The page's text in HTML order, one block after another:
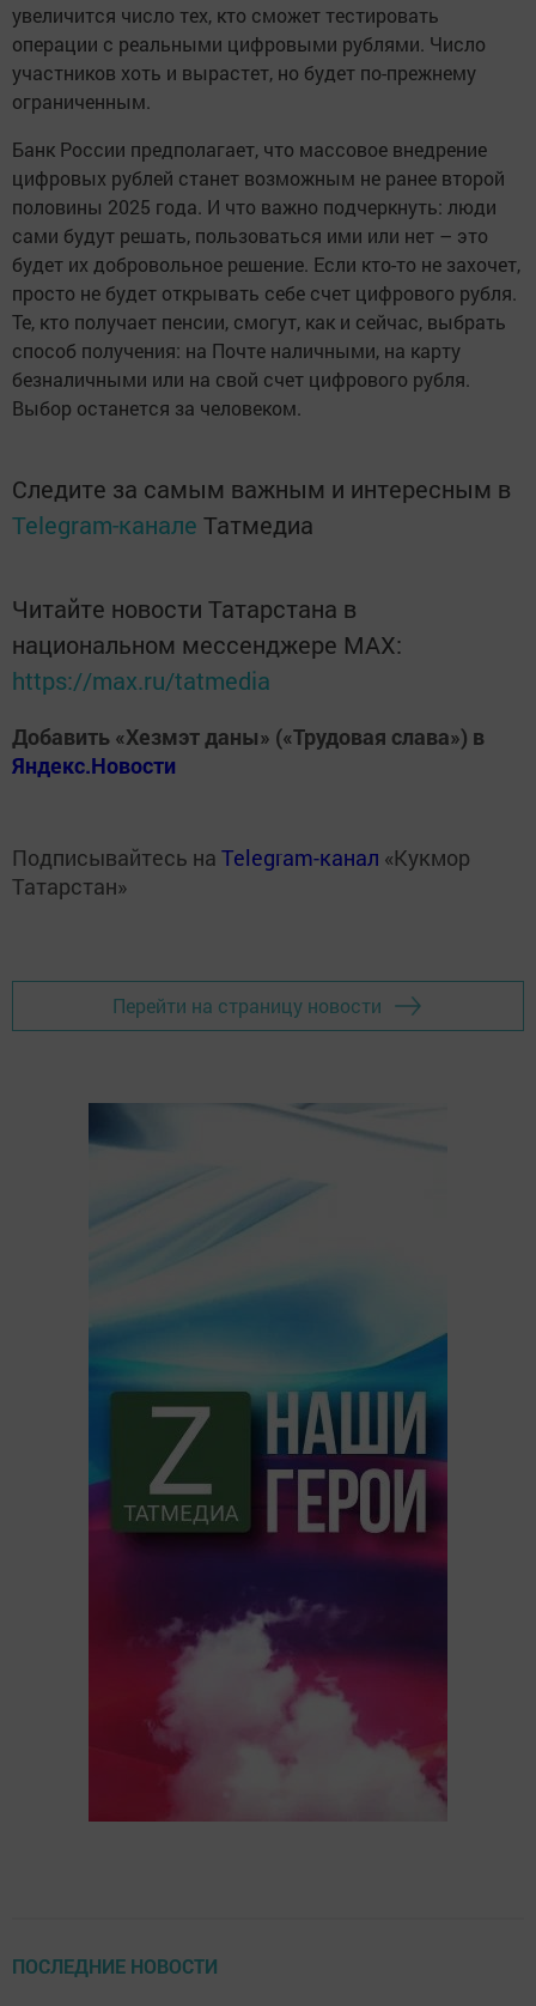
увеличится число тех, кто сможет тестировать
операции с реальными цифровыми рублями. Число
участников хоть и вырастет, но будет по-прежнему
ограниченным.
Банк России предполагает, что массовое внедрение
цифровых рублей станет возможным не ранее второй
половины 2025 года. И что важно подчеркнуть: люди
сами будут решать, пользоваться ими или нет – это
будет их добровольное решение. Если кто-то не захочет,
просто не будет открывать себе счет цифрового рубля.
Те, кто получает пенсии, смогут, как и сейчас, выбрать
способ получения: на Почте наличными, на карту
безналичными или на свой счет цифрового рубля.
Выбор останется за человеком.
Следите за самым важным и интересным в
Telegram-канале Татмедиа
Читайте новости Татарстана в
национальном мессенджере MАХ:
https://max.ru/tatmedia
Добавить «Хезмэт даны» («Трудовая слава») в
Яндекс.Новости
Подписывайтесь на Telegram-канал «Кукмор
Татарстан»
Перейти на страницу новости
ПОСЛЕДНИЕ НОВОСТИ